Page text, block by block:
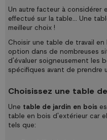
Un autre facteur à
effectué sur la table... Une
meilleur choix !
Choisir une table de travail
option dans de nombreuses
d'évaluer soigneusement les
spécifiques avant de prendre
Choisissez une table
Une table de jardin en bois
table en bois d'extérieur car
tels que: